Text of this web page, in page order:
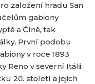
založení hradu San
gabiony
a Číně, tak
První podobu
v roce 1893,
Reno v severní Itálii.
20. století a jejich